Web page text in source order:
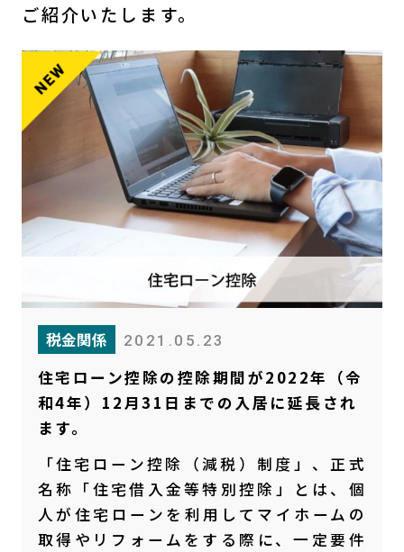
ご紹介いたします。
税金関係 2021.05.23
住宅ローン控除の控除期間が2022年（令
和4年）12月31日までの入居に延長され
ます。
「住宅ローン控除（減税）制度」、正式
名称「住宅借入金等特別控除」とは、個
人が住宅ローンを利用してマイホームの
取得やリフォームをする際に、一定要件